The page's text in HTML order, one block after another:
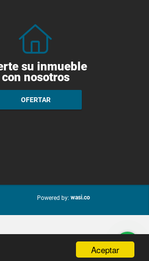
Aceptar
su inmueble
con nosotros
OFERTAR
Powered by: wasi.co